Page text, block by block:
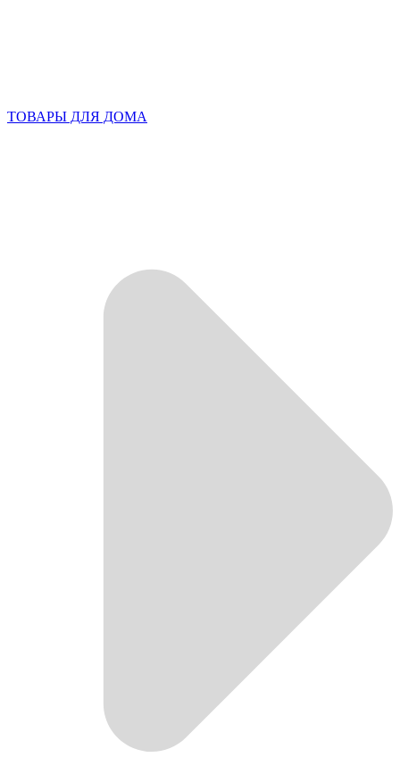
ТОВАРЫ ДЛЯ ДОМА